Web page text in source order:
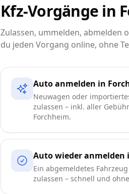
Kfz-Vorgänge in
Zulassen, ummelden, abmelden
du jeden Vorgang online, ohne
Auto anmelden in
Neuwagen oder
zulassen – inkl. aller
Forchheim.
Auto wieder anmelden
Ein abgemeldetes
zulassen – schnell und